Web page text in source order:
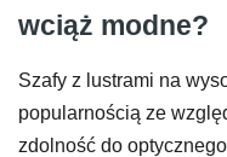
wciąż modne?
Szafy z lustrami na
popularnością ze
zdolność do